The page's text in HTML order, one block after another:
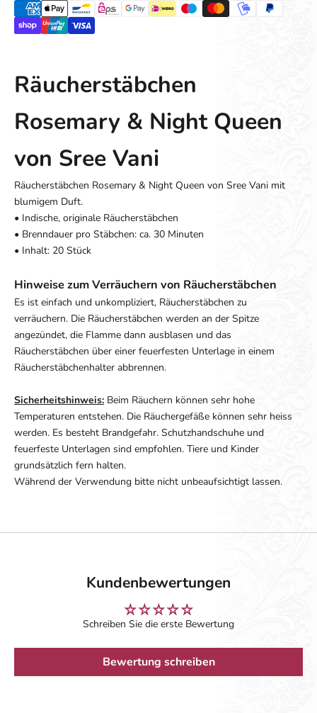
Räucherstäbchen
Rosemary & Night Queen
von Sree Vani
Räucherstäbchen Rosemary & Night Queen von Sree Vani mit
blumigem Duft.
• Indische, originale Räucherstäbchen
• Brenndauer pro Stäbchen: ca. 30 Minuten
• Inhalt: 20 Stück
Hinweise zum Verräuchern von Räucherstäbchen
Es ist einfach und unkompliziert, Räucherstäbchen zu
verräuchern. Die Räucherstäbchen werden an der Spitze
angezündet, die Flamme dann ausblasen und das
Räucherstäbchen über einer feuerfesten Unterlage in einem
Räucherstäbchenhalter abbrennen.
Sicherheitshinweis: Beim Räuchern können sehr hohe
Temperaturen entstehen. Die Räuchergefäße können sehr heiss
werden. Es besteht Brandgefahr. Schutzhandschuhe und
feuerfeste Unterlagen sind empfohlen. Tiere und Kinder
grundsätzlich fern halten.
Während der Verwendung bitte nicht unbeaufsichtigt lassen.
Kundenbewertungen
Schreiben Sie die erste Bewertung
Bewertung schreiben